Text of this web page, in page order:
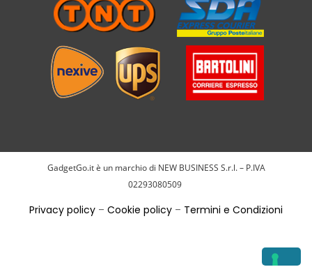
GadgetGo.it è un marchio di NEW BUSINESS S.r.l. – P.IVA
02293080509
Privacy policy – Cookie policy – Termini e Condizioni